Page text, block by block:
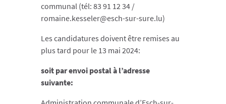
communal (tél: 83 91 12 34 /
romaine.kesseler@esch-sur-sure.lu)
Les candidatures doivent être remises au
plus tard pour le 13 mai 2024:
soit par envoi postal à l’adresse
suivante: